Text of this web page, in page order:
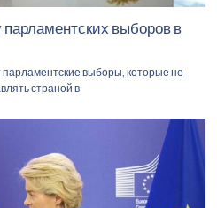
парламентских выборов в
выборы, которые не
страной в